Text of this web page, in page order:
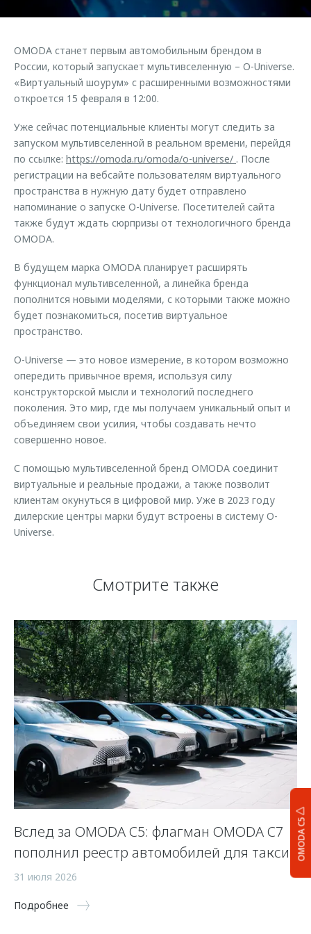
Страхование
Аксессуары
Одежда и сувениры
Оригинальные аксессуары
Запчасти
Трейд-ин
Калькулятор трейд-ин
Клиентская поддержка
Клуб владельцев OMODA
Приложение O&J
Одежда и сувениры
Оригинальные аксессуары
Запчасти
Обратная связь
OMODA C5
OMODA станет первым автомобильным брендом в
России, который запускает мультивселенную – O-Universe.
«Виртуальный шоурум» с расширенными возможностями
откроется 15 февраля в 12:00.
Уже сейчас потенциальные клиенты могут следить за
запуском мультивселенной в реальном времени, перейдя
по ссылке: https://omoda.ru/omoda/o-universe/ . После
регистрации на вебсайте пользователям виртуального
пространства в нужную дату будет отправлено
напоминание о запуске O-Universe. Посетителей сайта
также будут ждать сюрпризы от технологичного бренда
OMODA.
В будущем марка OMODA планирует расширять
функционал мультивселенной, а линейка бренда
пополнится новыми моделями, с которыми также можно
будет познакомиться, посетив виртуальное
пространство.
O-Universe — это новое измерение, в котором возможно
опередить привычное время, используя силу
конструкторской мысли и технологий последнего
поколения. Это мир, где мы получаем уникальный опыт и
объединяем свои усилия, чтобы создавать нечто
совершенно новое.
С помощью мультивселенной бренд OMODA соединит
виртуальные и реальные продажи, а также позволит
клиентам окунуться в цифровой мир. Уже в 2023 году
дилерские центры марки будут встроены в систему O-
Universe.
Смотрите также
Вслед за OMODA C5: флагман OMODA C7
пополнил реестр автомобилей для такси
31 июля 2026
Подробнее